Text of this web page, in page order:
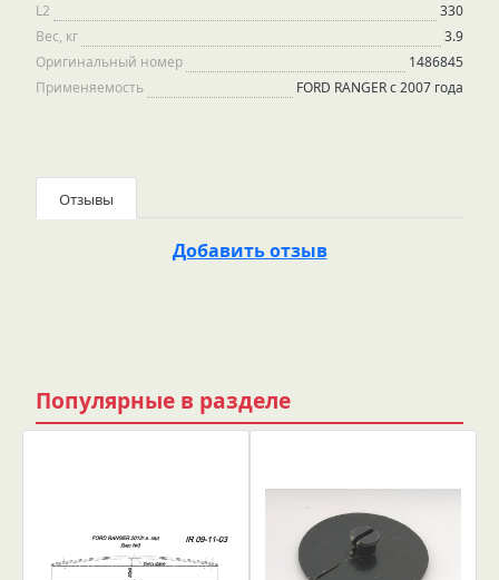
L2
330
Вес, кг
3.9
Оригинальный номер
1486845
Применяемость
FORD RANGER с 2007 года
Отзывы
Добавить отзыв
Популярные в разделе